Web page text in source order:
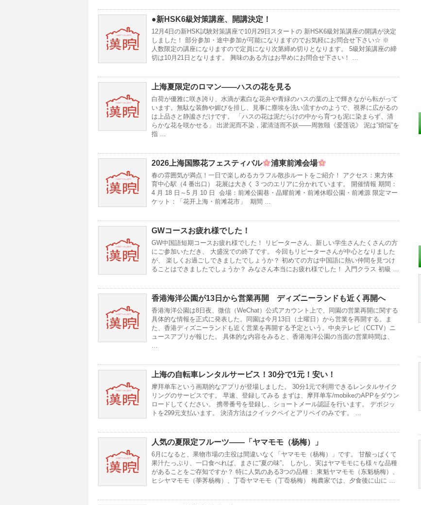
●新HSK6級対策講座、開講決定！
12月4日の新HSK試験対策講座で10月29日スタートの 新HSK6級対策講座の開講が決定
しました！ 部分参加・途中参加が可能になりますのでお気軽にお問合せ下さい☆ ※
人数限定の講座になりますので定員になり次第締め切りとなります。 5級対策講座の締
切は10月21日となります。 興味のある方はお早めにお問合せ下さい！ …
上海夏限定のロマン——ハスの花を見る
白荷が優雅に咲き誇り、水滴が素白な花弁や青緑のハスの葉の上で輝きながら転がって
います。無駄な装飾や媚びを排し、見事に塵埃を洗い流すかのようで、視界に広がるの
は上品さと静謐さだけです。 「ハスの花は泥だらけの中から育つも泥に染まらず、清
らかな花を咲かせる」 出淤泥而不染，濯清涟而不妖——周敦颐《爱莲说》 泥は”煩悩”を
指 …
2026上海国際花フェスティバル 浦東前滩会場
春の雰囲気が満点！一日で楽しめるカラフル散歩ルートをご紹介！ アクセス：東方体
育中心駅（4 番出口） 花展は大きく 3 つのエリアに分かれています。 開催情報 期間：
4 月 18 日～5 月 10 日 会場：前滩公園巷・晶耀前滩・前滩休暇公園・前滩源 限定マー
ケット：「花开上海・前滩花市」 期間 …
GWコースお疲れ様でした！
GW中国語短期コースお疲れ様でした！ リピーターさん、新しい学生さんたくさんの方
にご参加いただき、 大盛況での終了です。 今回もリピーターさんが中心となりました
が、 楽しくお過ごしできましたでしょうか？ 初めての方は中国語に熱い仲間を見つけ
ることはできましたでしょうか？ みなさん本当にお疲れ様でした！ 入門クラス 初級 …
香港海洋公園が13日から営業再開 ディズニーランドも近く再開へ
香港海洋公園は8日夜、微信（WeChat）公式アカウント上で、同園の営業再開に関する
具体的な情報を正式に発表した。同園は今月13日（土曜日）から営業を再開する。ま
た、香港ディズニーランドも近く営業を再開する予定という。中央テレビ（CCTV）ニ
ュースアプリが報じた。 具体的な内容をみると、香港海洋公園の当面の営業時間は、
…
上海の自転車レンタルサービス！30分で1元！安い！
摩拜单车という画期的なアプリが登場しました。 30分1元で利用できるレンタルサイク
リングのサービスです。 早速、登録してみる まずは、摩拜单车/mobikeのAPPをダウン
ロードしてください。 携帯番号を登録し、ショートメール認証を行います。 デポジッ
トを299元支払います。 決済方法はクイックペイとアリペイのみです。 …
人気の夏限定フルーツ——「ヤマモモ（杨梅）」
6月になると、果物市場の主役は間違いなく「ヤマモモ（杨梅）」です。 甘酸っぱくて
果汁たっぷり、一口食べれば、まさに“夏の味”。 しかし、実はヤマモモにも様々な品種
があることをご存知ですか？ 特に人気のある3つの品種： 東魁ヤマモモ（东魁杨梅）、
ヒシヤマモモ（荸荠杨梅）、丁岙ヤマモモ（丁岙杨梅） 梅農家では、夕食後に山に …